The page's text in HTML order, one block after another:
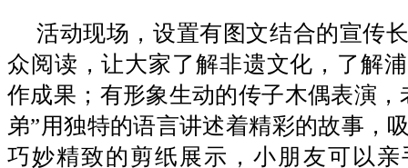
活动现场，设置有图文结合的宣传
众阅读，让大家了解非遗文化，了解
作成果；有形象生动的传子木偶表演，
弟”用独特的语言讲述着精彩的故事，
巧妙精致的剪纸展示，小朋友可以